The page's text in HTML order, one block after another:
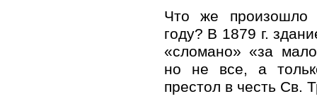
Что же произошло
году? В 1879 г.
«сломано» «за
но не все, а
престол в честь Св.